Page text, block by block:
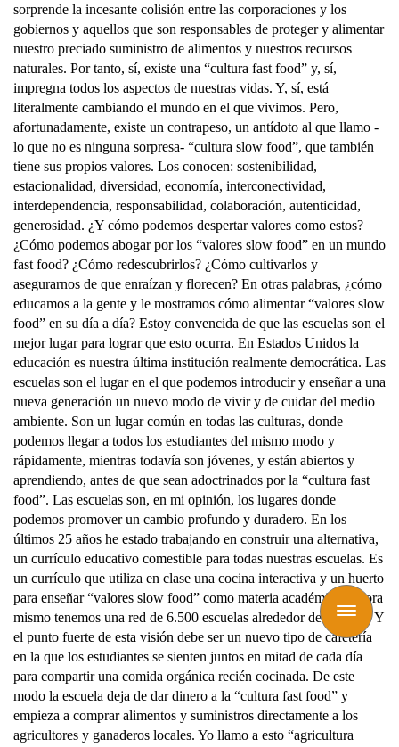
Toggle
navigation
sorprende la incesante colisión entre las corporaciones y los
gobiernos y aquellos que son responsables de proteger y alimentar
nuestro preciado suministro de alimentos y nuestros recursos
naturales. Por tanto, sí, existe una “cultura fast food” y, sí,
impregna todos los aspectos de nuestras vidas. Y, sí, está
literalmente cambiando el mundo en el que vivimos. Pero,
afortunadamente, existe un contrapeso, un antídoto al que llamo -
lo que no es ninguna sorpresa- “cultura slow food”, que también
tiene sus propios valores. Los conocen: sostenibilidad,
estacionalidad, diversidad, economía, interconectividad,
interdependencia, responsabilidad, colaboración, autenticidad,
generosidad. ¿Y cómo podemos despertar valores como estos?
¿Cómo podemos abogar por los “valores slow food” en un mundo
fast food? ¿Cómo redescubrirlos? ¿Cómo cultivarlos y
asegurarnos de que enraízan y florecen? En otras palabras, ¿cómo
educamos a la gente y le mostramos cómo alimentar “valores slow
food” en su día a día? Estoy convencida de que las escuelas son el
mejor lugar para lograr que esto ocurra. En Estados Unidos la
educación es nuestra última institución realmente democrática. Las
escuelas son el lugar en el que podemos introducir y enseñar a una
nueva generación un nuevo modo de vivir y de cuidar del medio
ambiente. Son un lugar común en todas las culturas, donde
podemos llegar a todos los estudiantes del mismo modo y
rápidamente, mientras todavía son jóvenes, y están abiertos y
aprendiendo, antes de que sean adoctrinados por la “cultura fast
food”. Las escuelas son, en mi opinión, los lugares donde
podemos promover un cambio profundo y duradero. En los
últimos 25 años he estado trabajando en construir una alternativa,
un currículo educativo comestible para todas nuestras escuelas. Es
un currículo que utiliza en clase una cocina interactiva y un huerto
para enseñar “valores slow food” como materia académica. Ahora
mismo tenemos una red de 6.500 escuelas alrededor del mundo. Y
el punto fuerte de esta visión debe ser un nuevo tipo de cafetería
en la que los estudiantes se sienten juntos en mitad de cada día
para compartir una comida orgánica recién cocinada. De este
modo la escuela deja de dar dinero a la “cultura fast food” y
empieza a comprar alimentos y suministros directamente a los
agricultores y ganaderos locales. Yo llamo a esto “agricultura